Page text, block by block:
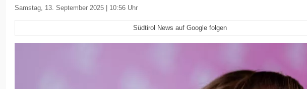
Samstag, 13. September 2025 | 10:56 Uhr
Südtirol News auf Google folgen